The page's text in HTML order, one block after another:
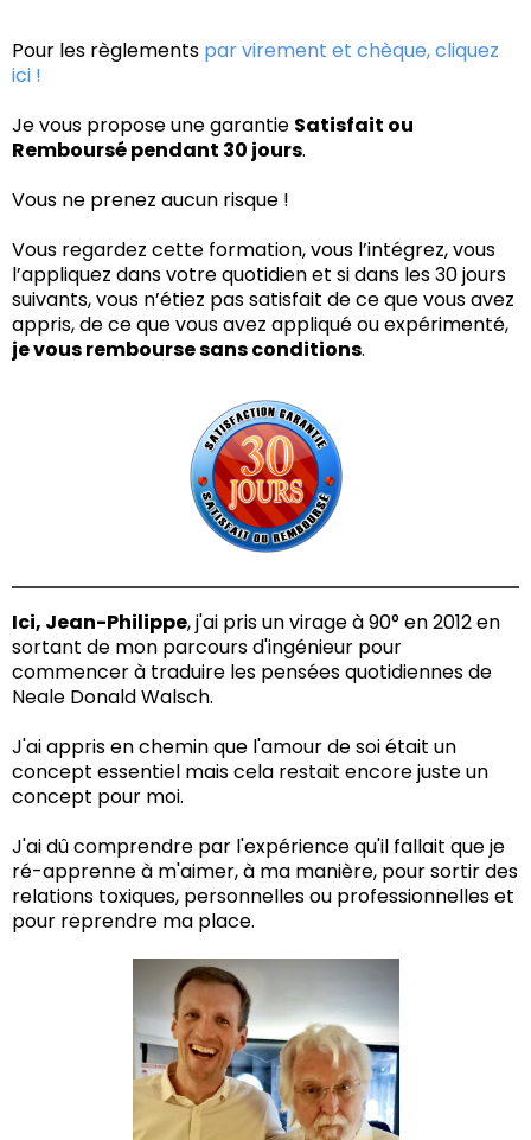
Pour les règlements par virement et chèque, cliquez
ici !
Je vous propose une garantie Satisfait ou
Remboursé pendant 30 jours.
Vous ne prenez aucun risque !
Vous regardez cette formation, vous l’intégrez, vous
l’appliquez dans votre quotidien et si dans les 30 jours
suivants, vous n’étiez pas satisfait de ce que vous avez
appris, de ce que vous avez appliqué ou expérimenté,
je vous rembourse sans conditions.
Ici, Jean-Philippe, j'ai pris un virage à 90° en 2012 en
sortant de mon parcours d'ingénieur pour
commencer à traduire les pensées quotidiennes de
Neale Donald Walsch.
J'ai appris en chemin que l'amour de soi était un
concept essentiel mais cela restait encore juste un
concept pour moi.
J'ai dû comprendre par l'expérience qu'il fallait que je
ré-apprenne à m'aimer, à ma manière, pour sortir des
relations toxiques, personnelles ou professionnelles et
pour reprendre ma place.